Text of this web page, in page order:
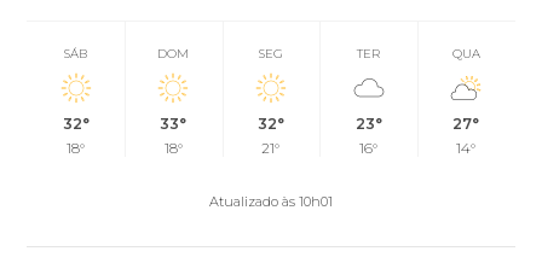
SÁB
32°
18°
DOM
33°
18°
SEG
32°
21°
TER
23°
16°
QUA
27°
14°
Atualizado às 10h01